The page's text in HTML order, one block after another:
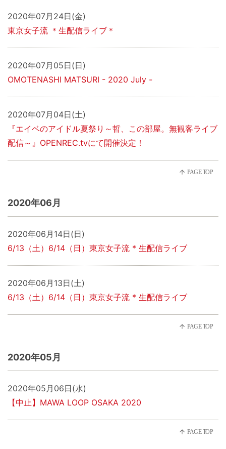
2020年07月24日(金)
東京女子流 ＊生配信ライブ＊
2020年07月05日(日)
OMOTENASHI MATSURI - 2020 July -
2020年07月04日(土)
『エイベのアイドル夏祭り～哲、この部屋。無観客ライブ
配信～』OPENREC.tvにて開催決定！
2020年06月
2020年06月14日(日)
6/13（土）6/14（日）東京女子流 * 生配信ライブ
2020年06月13日(土)
6/13（土）6/14（日）東京女子流 * 生配信ライブ
2020年05月
2020年05月06日(水)
【中止】MAWA LOOP OSAKA 2020